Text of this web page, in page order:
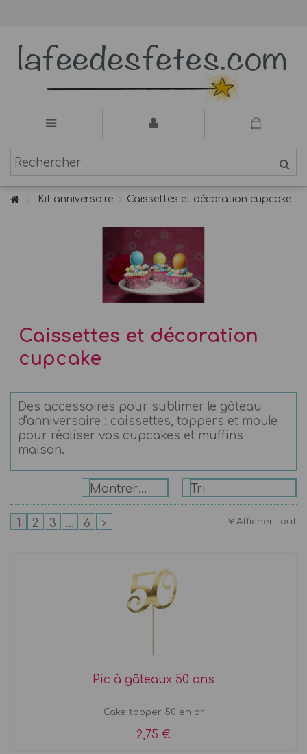
Kit anniversaire Caissettes et décoration cupcake
Caissettes et décoration
cupcake
Des accessoires pour sublimer le gâteau
d'anniversaire : caissettes, toppers et moule
pour réaliser vos cupcakes et muffins
maison.
Tri
Montrer: 24
Afficher tout
1 2 3 ... 6
Pic à gâteaux 50 ans
Cake topper 50 en or
2,75 €